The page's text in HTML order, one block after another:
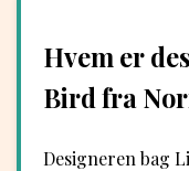
Hvem er
Bird fra
Designeren bag